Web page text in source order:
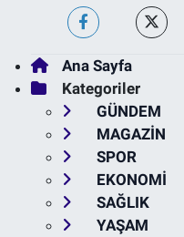
Ana Sayfa
Kategoriler
GÜNDEM
MAGAZİN
SPOR
EKONOMİ
SAĞLIK
YAŞAM